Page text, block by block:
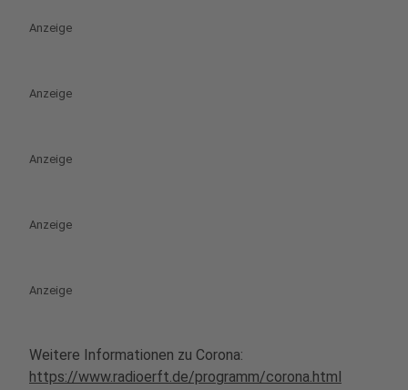
Anzeige
Anzeige
Anzeige
Anzeige
Anzeige
Weitere Informationen zu Corona:
https://www.radioerft.de/programm/corona.html